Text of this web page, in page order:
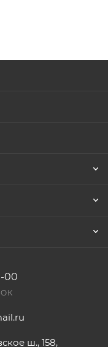
в высланном
считаться
00
ш., 158,